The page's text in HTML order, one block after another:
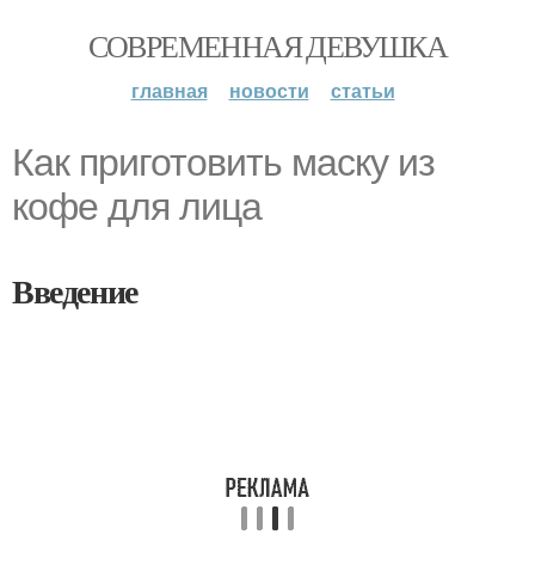
СОВРЕМЕННАЯ ДЕВУШКА
главная новости статьи
Как приготовить маску из
кофе для лица
Введение